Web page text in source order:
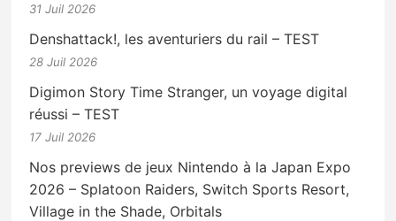
31 Juil 2026
Denshattack!, les aventuriers du rail – TEST
28 Juil 2026
Digimon Story Time Stranger, un voyage digital
réussi – TEST
17 Juil 2026
Nos previews de jeux Nintendo à la Japan Expo
2026 – Splatoon Raiders, Switch Sports Resort,
Village in the Shade, Orbitals